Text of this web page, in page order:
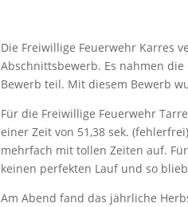
Die Freiwillige Feuerwehr Karres
Abschnittsbewerb. Es nahmen die
Bewerb teil. Mit diesem Bewerb
Für die Freiwillige Feuerwehr
einer Zeit von 51,38 sek.
mehrfach mit tollen Zeiten auf.
keinen perfekten Lauf und so
Am Abend fand das jährliche